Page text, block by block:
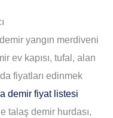
yangın merdiveni
ev kapısı, tufal, alan
fiyatları edinmek
demir fiyat listesi
talaş demir hurdası,